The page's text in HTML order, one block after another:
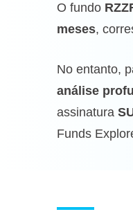
O fundo
meses,
No entanto,
análise
assinatura
Funds